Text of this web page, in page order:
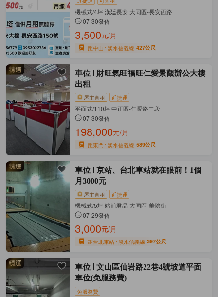
機械式/4坪 漢廷長安 大同區-長安西路
07-30發佈
3,500元/月
距中山 淡水信義線 427公尺
車位
財旺氣旺福旺仁愛景觀辦公大樓
出租
屋主直租 近捷運
平面式/110坪 中正區-仁愛路二段
07-30發佈
198,000元/月
距東門 淡水信義線 589公尺
車位
京站、台北車站就在眼前！1個
月3000元
屋主直租 近捷運
機械式/5坪 站前君品 大同區-華陰街
07-29發佈
3,000元/月
距台北車站 淡水信義線 397公尺
車位
文山區仙岩路22巷4號坡道平面
車位(免服務費)
免服務費